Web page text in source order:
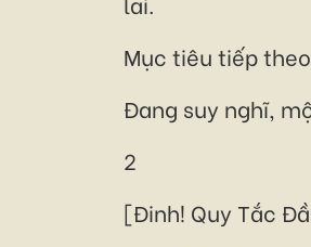
Mục tiêu tiếp
Đang suy nghĩ,
2
[Đinh! Quy Tắc